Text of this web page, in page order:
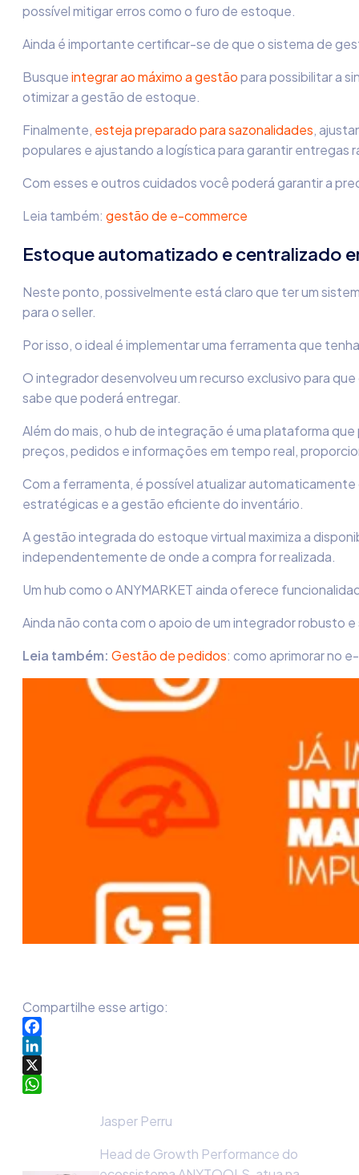
possível mitigar erros como o furo de estoque.
Ainda é importante certificar-se de que o sistema de
Busqueintegrar ao máximo a gestãopara possibilitar a
otimizar a gestão de estoque.
Finalmente, esteja preparado para sazonalidades,
populares e ajustando a logística para garantir entregas
Com esses e outros cuidados você poderá garantir a
Leia também: gestão de e-commerce
Estoque automatizado e centralizado
Neste ponto, possivelmente está claro que ter um
para o seller.
Por isso, o ideal é implementar uma ferramenta que
O integrador desenvolveu um recurso exclusivo para
sabe que poderá entregar.
Além do mais, o hub de integração é uma plataforma
preços, pedidos e informações em tempo real,
Com a ferramenta, é possível atualizar
estratégicas e a gestão eficiente do inventário.
A gestão integrada do estoque virtual maximiza a
independentemente de onde a compra for realizada.
Um hub como o ANYMARKET ainda oferece
Ainda não conta com o apoio de um integrador robusto
Leia também: Gestão de pedidos: como aprimorar no
Compartilhe esse artigo:
Facebook
LinkedIn
X
Jasper Perru
Head de Growth Performance do